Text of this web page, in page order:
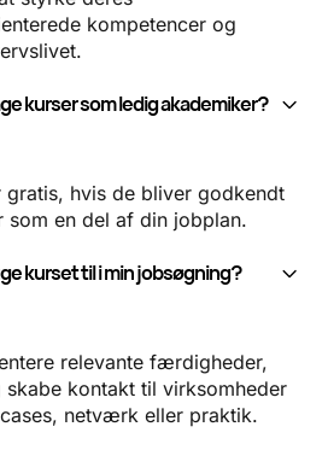
kompetencer og
kurser som ledig akademiker?
gratis, hvis de bliver godkendt
som en del af din jobplan.
kurset til i min jobsøgning?
relevante færdigheder,
kontakt til virksomheder
netværk eller praktik.